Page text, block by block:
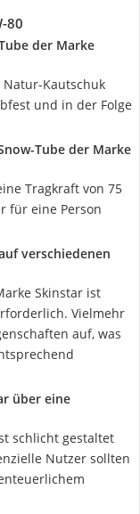
80
der Marke
Natur-Kautschuk
und in der Folge
Tube der Marke
Tragkraft von 75
für eine Person
verschiedenen
Skinstar ist
Vielmehr
auf, was
über eine
schlicht gestaltet
Nutzer sollten